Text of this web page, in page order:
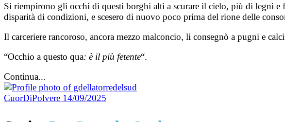
Si riempirono gli occhi di questi borghi alti a scurare il cielo, più di legni e
disparità di condizioni, e scesero di nuovo poco prima del rione delle
Il carceriere rancoroso, ancora mezzo malconcio, li consegnò a pugni e
“Occhio a questo qua: è il più fetente“.
Continua...
CuorDiPolvere 14/09/2025